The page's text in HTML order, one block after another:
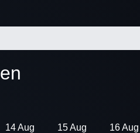
14 Aug 15 Aug 16 Aug